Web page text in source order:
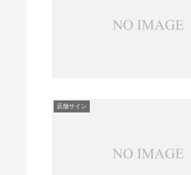
店舗サイン